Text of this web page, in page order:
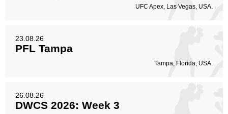
UFC Apex, Las Vegas, USA.
23.08.26
PFL Tampa
Tampa, Florida, USA.
26.08.26
DWCS 2026: Week 3